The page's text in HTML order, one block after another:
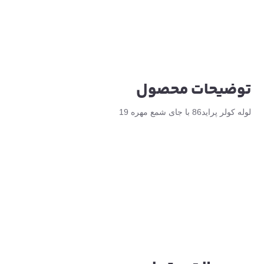
توضیحات محصول
لوله کولر پراید86 با جای شمع مهره 19